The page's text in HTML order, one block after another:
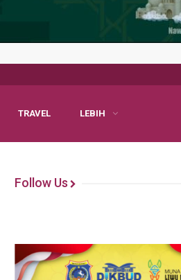
TRAVEL LEBIH
Follow Us